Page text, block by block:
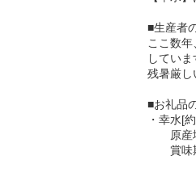
■生産者
ここ数
していま
残暑厳し
■お礼品
・幸水[
原産地
賞味期